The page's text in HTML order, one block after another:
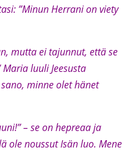
”Minun Herrani on viety
mutta ei tajunnut, että se
Maria luuli Jeesusta
minne olet hänet
– se on hepreaa ja
ole noussut Isän luo. Mene